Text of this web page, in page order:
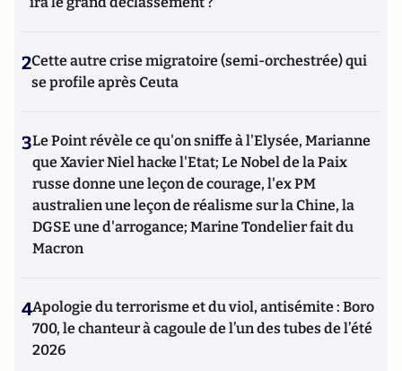
2Cette autre crise migratoire (semi-orchestrée) qui
se profile après Ceuta
3Le Point révèle ce qu'on sniffe à l'Elysée, Marianne
que Xavier Niel hacke l'Etat; Le Nobel de la Paix
russe donne une leçon de courage, l'ex PM
australien une leçon de réalisme sur la Chine, la
DGSE une d'arrogance; Marine Tondelier fait du
Macron
4Apologie du terrorisme et du viol, antisémite : Boro
700, le chanteur à cagoule de l’un des tubes de l’été
2026